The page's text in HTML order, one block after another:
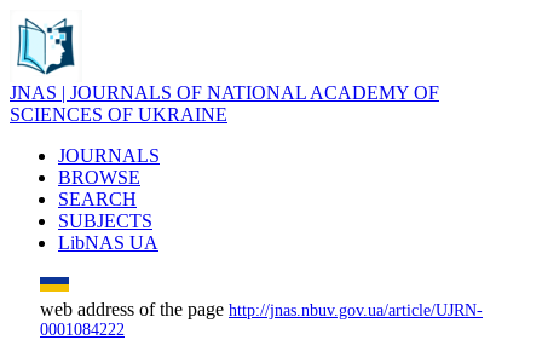
JNAS | JOURNALS OF NATIONAL ACADEMY OF
SCIENCES OF UKRAINE
JOURNALS
BROWSE
SEARCH
SUBJECTS
LibNAS UA
web address of the page http://jnas.nbuv.gov.ua/article/UJRN-
0001084222